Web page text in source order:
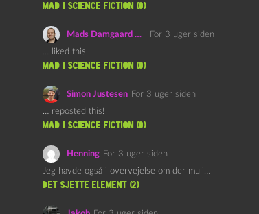
mad i science fiction (0)
Mads Damgaard Mortensen (Å)
For 3 uger siden
… liked this!
mad i science fiction (0)
Simon Justesen For 3 uger siden
… reposted this!
mad i science fiction (0)
Henning For 3 uger siden
Jeg havde også i overvejelse om der muligvis kunne være…
det sjette element (2)